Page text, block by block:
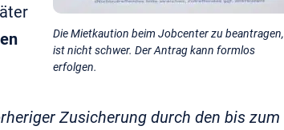
Die Mietkaution beim Jobcenter zu beantragen,
ist nicht schwer. Der Antrag kann formlos
erfolgen.
Zusicherung durch den bis zum